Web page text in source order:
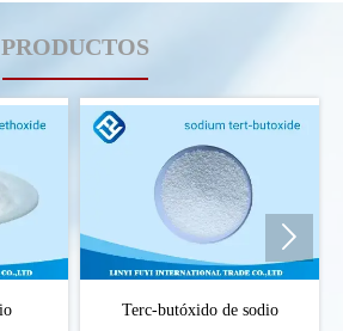
PRODUCTOS
Terc-butóxido de sodio
